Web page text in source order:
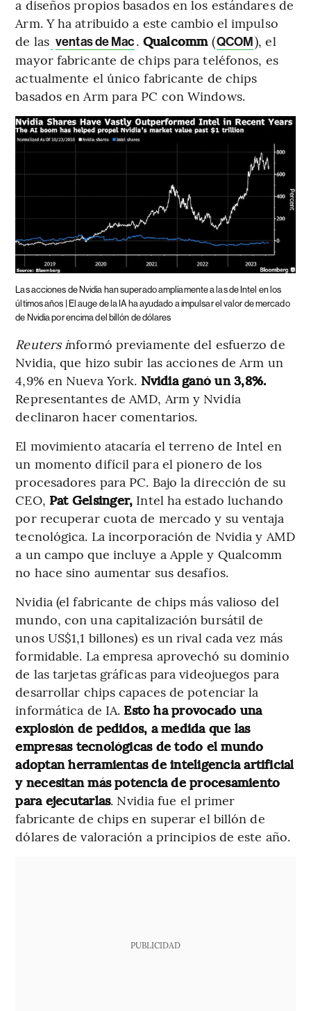
a diseños propios basados en los estándares de
Arm. Y ha atribuido a este cambio el impulso
de las ventas de Mac. Qualcomm(QCOM), el
mayor fabricante de chips para teléfonos, es
actualmente el único fabricante de chips
basados en Arm para PC con Windows.
Las acciones de Nvidia han superado ampliamente a las de Intel en los
últimos años | El auge de la IA ha ayudado a impulsar el valor de mercado
de Nvidia por encima del billón de dólares
Reuters informó previamente del esfuerzo de
Nvidia, que hizo subir las acciones de Arm un
4,9% en Nueva York. Nvidia ganó un 3,8%.
Representantes de AMD, Arm y Nvidia
declinaron hacer comentarios.
El movimiento atacaría el terreno de Intel en
un momento difícil para el pionero de los
procesadores para PC. Bajo la dirección de su
CEO, Pat Gelsinger, Intel ha estado luchando
por recuperar cuota de mercado y su ventaja
tecnológica. La incorporación de Nvidia y AMD
a un campo que incluye a Apple y Qualcomm
no hace sino aumentar sus desafíos.
Nvidia (el fabricante de chips más valioso del
mundo, con una capitalización bursátil de
unos US$1,1 billones) es un rival cada vez más
formidable. La empresa aprovechó su dominio
de las tarjetas gráficas para videojuegos para
desarrollar chips capaces de potenciar la
informática de IA. Esto ha provocado una
explosión de pedidos, a medida que las
empresas tecnológicas de todo el mundo
adoptan herramientas de inteligencia artificial
y necesitan más potencia de procesamiento
para ejecutarlas. Nvidia fue el primer
fabricante de chips en superar el billón de
dólares de valoración a principios de este año.
PUBLICIDAD